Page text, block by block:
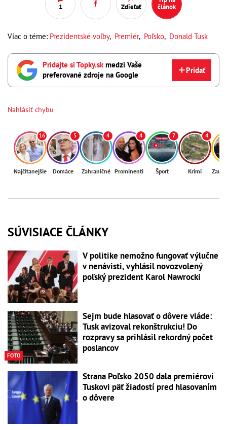
1 Zdieľať
článok
Viac o téme: Prezidentské voľby, Premiér, Poľsko, Donald Tusk
Pridajte si Topky.skmedzi Vaše
preferované zdroje na Google
Pridať
Nahlásiť chybu
16
Najčítanejšie
5
Domáce
4
Zahraničné
4
Prominenti
7
Šport
4
Krimi
SÚVISIACE ČLÁNKY
V politike nemožno fungovať výlučne
v nenávisti, vyhlásil novozvolený
poľský prezident Karol Nawrocki
FOTO
Sejm bude hlasovať o dôvere vláde:
Tusk avizoval rekonštrukciu! Do
rozpravy sa prihlásil rekordný počet
poslancov
Strana Poľsko 2050 dala premiérovi
Tuskovi päť žiadostí pred hlasovaním
o dôvere